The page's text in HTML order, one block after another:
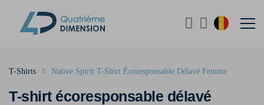
T-shirt écoresponsable délavé
T-Shirts Native Spirit T-Shirt Écoresponsable Délavé Femme